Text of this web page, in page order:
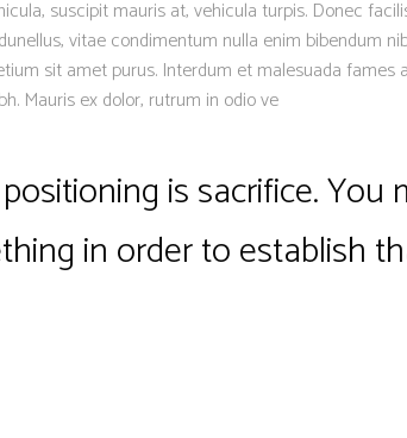
suscipit mauris at, vehicula turpis. Donec
vitae condimentum nulla enim bibendum
sit amet purus. Interdum et malesuada fames
Mauris ex dolor, rutrum in odio ve
is sacrifice. You
in order to establish